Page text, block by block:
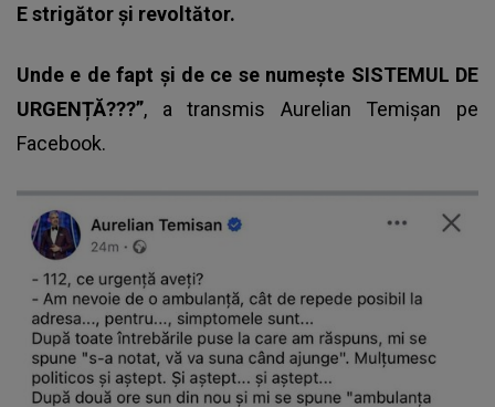
E strigător și revoltător.
Unde e de fapt și de ce se numește SISTEMUL DE
URGENȚĂ???”, a transmis Aurelian Temișan pe
Facebook.